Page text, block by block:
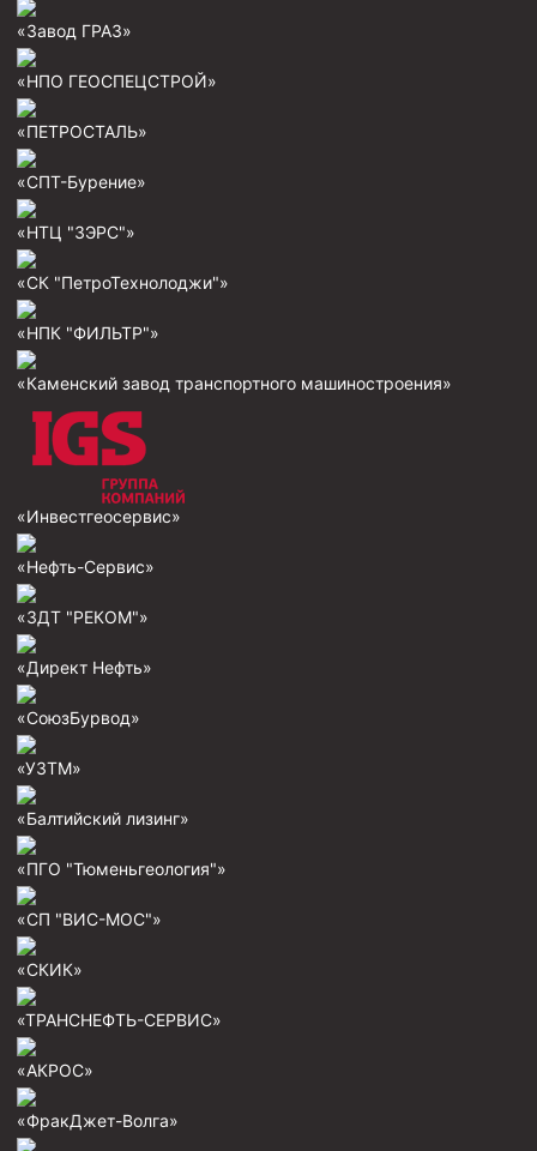
Муфта ОТТМ 146
Муфта БТС 324
Муфта БТС 168
Муфта ОТТМ 127
Муфта БТС 146
Муфта ОТТМ 178
Муфта ОТТМ 168
Муфта ОТТМ 114
Муфта ОТТГ 168
Муфта ОТТГ 146
Буровое оборудование
Фонтанная и запорная арматура
Оборудование для трубопроводов и манифольдов
Задвижки буровые
Буровые насосы
Противовыбросовое оборудование
Буровые установки
Циркуляционные системы и оборудование для
приготовления и очистки бурового раствора
Технологическая оснастка обсадных колонн
«Завод ГРАЗ»
«НПО ГЕОСПЕЦСТРОЙ»
«ПЕТРОСТАЛЬ»
«СПТ-Бурение»
«НТЦ "ЗЭРС"»
«СК "ПетроТехнолоджи"»
«НПК "ФИЛЬТР"»
«Каменский завод транспортного машиностроения»
«Инвестгеосервис»
«Нефть-Сервис»
«ЗДТ "РЕКОМ"»
«Директ Нефть»
«СоюзБурвод»
«УЗТМ»
«Балтийский лизинг»
«ПГО "Тюменьгеология"»
«СП "ВИС-МОС"»
«СКИК»
«ТРАНСНЕФТЬ-СЕРВИС»
«АКРОС»
«ФракДжет-Волга»